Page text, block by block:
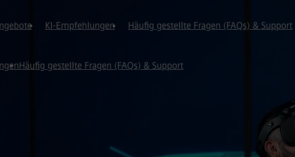
KI-Empfehlungen Häufig gestellte Fragen (FAQs) & Support
Häufig gestellte Fragen (FAQs) & Support